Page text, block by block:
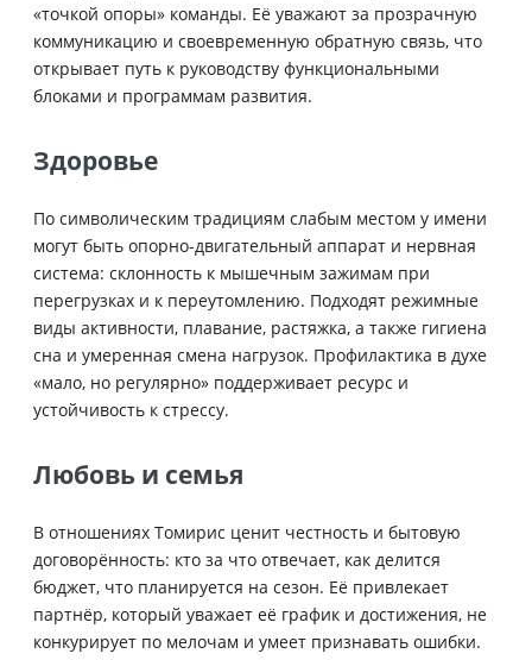
«точкой опоры» команды. Её уважают за прозрачную
коммуникацию и своевременную обратную связь, что
открывает путь к руководству функциональными
блоками и программам развития.
Здоровье
По символическим традициям слабым местом у имени
могут быть опорно-двигательный аппарат и нервная
система: склонность к мышечным зажимам при
перегрузках и к переутомлению. Подходят режимные
виды активности, плавание, растяжка, а также гигиена
сна и умеренная смена нагрузок. Профилактика в духе
«мало, но регулярно» поддерживает ресурс и
устойчивость к стрессу.
Любовь и семья
В отношениях Томирис ценит честность и бытовую
договорённость: кто за что отвечает, как делится
бюджет, что планируется на сезон. Её привлекает
партнёр, который уважает её график и достижения, не
конкурирует по мелочам и умеет признавать ошибки.